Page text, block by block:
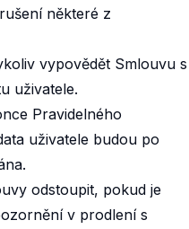
některé z
vypovědět Smlouvu s
uživatele.
Pravidelného
uživatele budou po
odstoupit, pokud je
v prodlení s